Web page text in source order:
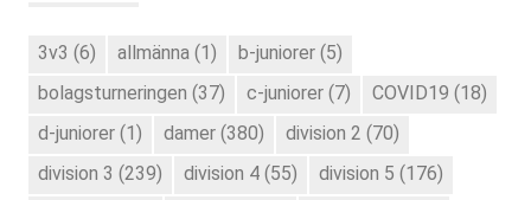
3v3 (6) allmänna (1) b-juniorer (5)
bolagsturneringen (37) c-juniorer (7) COVID19 (18)
d-juniorer (1) damer (380) division 2 (70)
division 3 (239) division 4 (55) division 5 (176)